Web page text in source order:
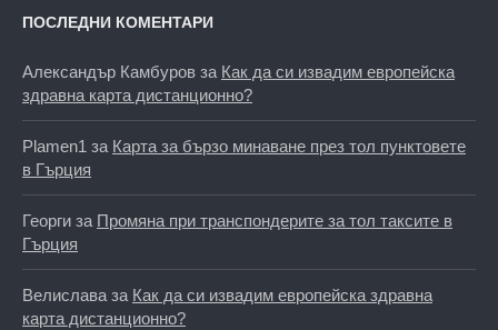
ПОСЛЕДНИ КОМЕНТАРИ
Александър Камбуров за Как да си извадим европейска
здравна карта дистанционно?
Plamen1 за Карта за бързо минаване през тол пунктовете
в Гърция
Георги за Промяна при транспондерите за тол таксите в
Гърция
Велислава за Как да си извадим европейска здравна
карта дистанционно?